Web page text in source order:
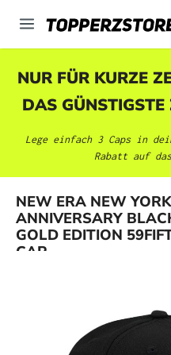
springen
NUR FÜR KURZE
DAS
Lege einfach 3 Caps in
Rabatt auf
NEW ERA NEW
ANNIVERSARY
GOLD EDITION
CAP
Bildergalerie überspringen